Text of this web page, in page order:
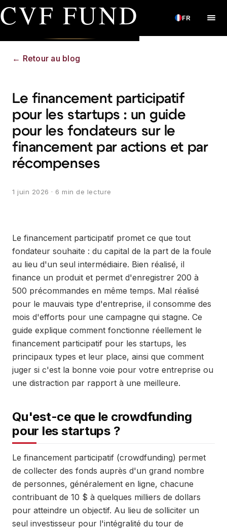
CVF FUND FR
← Retour au blog
Le financement participatif
pour les startups : un guide
pour les fondateurs sur le
financement par actions et par
récompenses
1 juin 2026 · 6 min de lecture
Le financement participatif promet ce que tout
fondateur souhaite : du capital de la part de la foule
au lieu d'un seul intermédiaire. Bien réalisé, il
finance un produit et permet d'enregistrer 200 à
500 précommandes en même temps. Mal réalisé
pour le mauvais type d'entreprise, il consomme des
mois d'efforts pour une campagne qui stagne. Ce
guide explique comment fonctionne réellement le
financement participatif pour les startups, les
principaux types et leur place, ainsi que comment
juger si c'est la bonne voie pour votre entreprise ou
une distraction par rapport à une meilleure.
Qu'est-ce que le crowdfunding
pour les startups ?
Le financement participatif (crowdfunding) permet
de collecter des fonds auprès d'un grand nombre
de personnes, généralement en ligne, chacune
contribuant de 10 $ à quelques milliers de dollars
pour atteindre un objectif. Au lieu de solliciter un
seul investisseur pour l'intégralité du tour de